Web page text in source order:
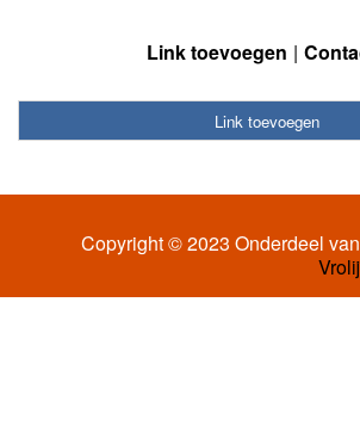
Link toevoegen
Link toevoegen
Copyright © 2023 Onderdeel van